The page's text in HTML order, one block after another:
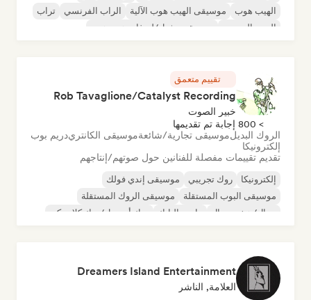
الهيب هوب
موسيقى الهيب هوب الآلية الراب الفرنسي
تراب
البوب الحضري
موسيقى تشيل/لو-فاي هيب هوب
تقييم متعمق
Rob Tavaglione/Catalyst Recording
خبير الصوت
> 800 إجابة تم تقديمها
الروك البديلموسيقى تجارية/شائعةموسيقى الكانتريدريم بوب
إلكترونيكا
تقديم تقييمات مفصلة للفنانين حول صوتهم/إنتاجهم
إلكترونيكا روك تجريبي
موسيقى إندي فولك
موسيقى البوب المستقلة
موسيقى الروك المستقلة
ميتال/هيفي ميتال
ما بعد البانك روك أند رول/روك كلاسيكي
Dreamers Island Entertainment
العلامة, الناشر